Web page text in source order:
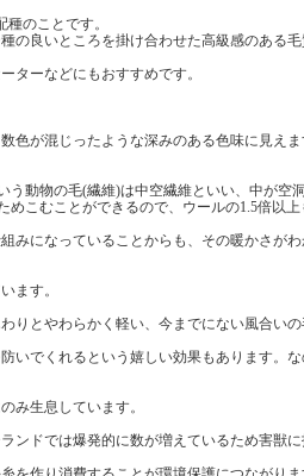
のことです。
良いところを掛け合わせた高級感のある毛
ターなどにもおすすめです。
色が混じったような深みのある色味に見えま
動物の毛(繊維)は中空繊維といい、中が空
こむことができるので、ウールの1.5倍以
みになっていることからも、その暖かさがわ
ます。
りとやわらかく軽い、今までにない風合い
いでくれるという嬉しい効果もあります。な
み生息しています。
ンドでは爆発的に数が増えているため害獣に